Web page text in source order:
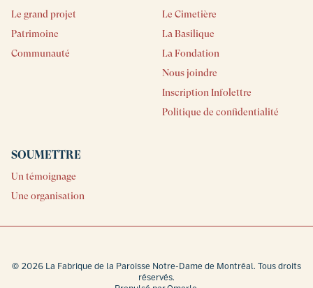
Le grand projet
Patrimoine
Communauté
Le Cimetière
La Basilique
La Fondation
Nous joindre
Inscription Infolettre
Politique de confidentialité
SOUMETTRE
Un témoignage
Une organisation
© 2026 La Fabrique de la Paroisse Notre-Dame de Montréal. Tous droits
réservés.